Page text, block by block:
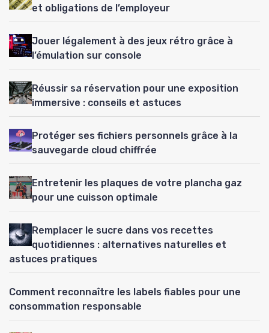
et obligations de l’employeur
Jouer légalement à des jeux rétro grâce à
l’émulation sur console
Réussir sa réservation pour une exposition
immersive : conseils et astuces
Protéger ses fichiers personnels grâce à la
sauvegarde cloud chiffrée
Entretenir les plaques de votre plancha gaz
pour une cuisson optimale
Remplacer le sucre dans vos recettes
quotidiennes : alternatives naturelles et
astuces pratiques
Comment reconnaître les labels fiables pour une
consommation responsable